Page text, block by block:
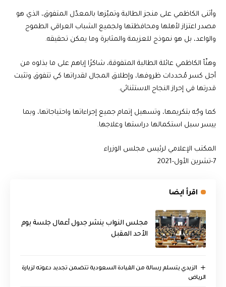
وأثنى الكاظمي على منجز الطالبة وتميّزها بالمعدّل المتفوق، الذي هو
مصدر اعتزاز لأهلها ومحافظتها ولجميع الشباب العراقي الطموح
والواعد، بل هو نموذج للعزيمة والمثابرة وما يمكن تحقيقه.
وهنّأ الكاظمي عائلة الطالبة المتفوقة، شاكرًا إياهم على ما بذلوه من
أجل كسر مُحددات ظروفها، وإطلاق المجال لقدراتها كي تتفوق وتثبت
قدرتها في إحراز النجاح الاستثنائي.
كما وجّه بتكريمها، وتسهيل إتمام جميع إجراءاتها واحتياجاتها، وبما
ييسر سبل استكمالها دراستها وعلاجها.
المكتب الإعلامي لرئيس مجلس الوزراء
7-تشرين الأول-2021
اقرأ ايضا
مجلس النواب ينشر جدول أعمال جلسة يوم
الأحد المقبل
الزيدي يتسلم رسالة من القيادة السعودية تتضمن تجديد دعوته لزيارة
الرياض